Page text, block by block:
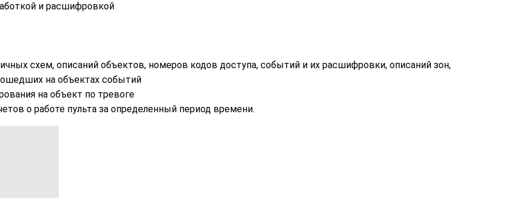
и расшифровкой
схем, описаний объектов, номеров кодов доступа, событий и их расшифровки, описаний зон,
на объектах событий
на объект по тревоге
о работе пульта за определенный период времени.